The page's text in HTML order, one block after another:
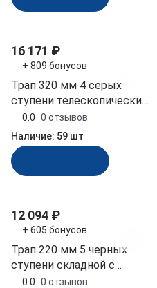
16 171 ₽
+ 809 бонусов
Трап 320 мм 4 серых
ступени телескопический
складной (040103GT)
0.0 0 отзывов
Наличие: 59 шт
12 094 ₽
+ 605 бонусов
Трап 220 мм 5 черных
ступени складной с
горизонтальным
0.0 0 отзывов